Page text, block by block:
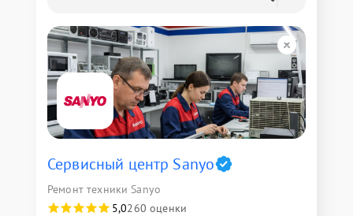
Сервисный центр Sanyo
Ремонт техники Sanyo
5,0260 оценки